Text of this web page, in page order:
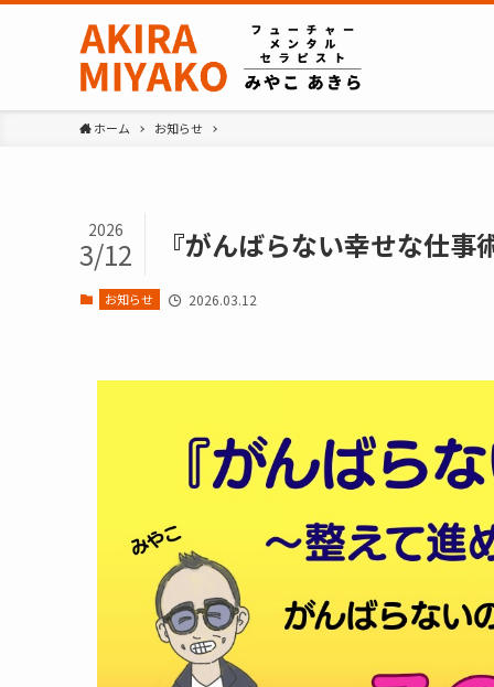
ホーム お知らせ
『がんばらない幸せな仕
2026
3/12
お知らせ 2026.03.12